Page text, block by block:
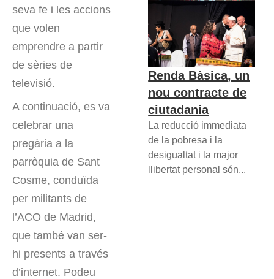
seva fe i les accions
que volen
emprendre a partir
de sèries de
televisió.
A continuació, es va
celebrar una
pregària a la
parròquia de Sant
Cosme, conduïda
per militants de
l’ACO de Madrid,
que també van ser-
hi presents a través
d’internet. Podeu
Renda Bàsica, un
nou contracte de
ciutadania
La reducció immediata
de la pobresa i la
desigualtat i la major
llibertat personal són...